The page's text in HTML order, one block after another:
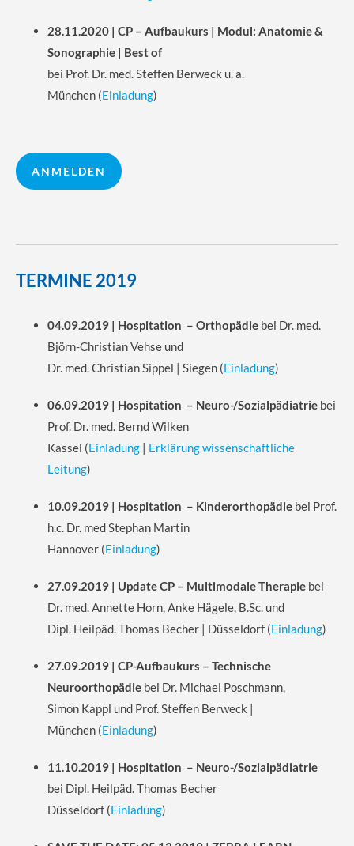
28.11.2020 | CP – Aufbaukurs | Modul: Anatomie &
Sonographie | Best of
bei Prof. Dr. med. Steffen Berweck u. a.
München (Einladung)
ANMELDEN
TERMINE 2019
04.09.2019 | Hospitation – Orthopädie bei Dr. med.
Björn-Christian Vehse und
Dr. med. Christian Sippel | Siegen (Einladung)
06.09.2019 | Hospitation – Neuro-/Sozialpädiatrie bei
Prof. Dr. med. Bernd Wilken
Kassel (Einladung
Erklärung wissenschaftliche
Leitung)
10.09.2019 | Hospitation – Kinderorthopädie bei Prof.
h.c. Dr. med Stephan Martin
Hannover (Einladung)
27.09.2019 | Update CP – Multimodale Therapie bei
Dr. med. Annette Horn, Anke Hägele, B.Sc. und
Dipl. Heilpäd. Thomas Becher | Düsseldorf (Einladung)
27.09.2019 | CP-Aufbaukurs – Technische
Neuroorthopädie bei Dr. Michael Poschmann,
Simon Kappl und Prof. Steffen Berweck |
München (Einladung)
11.10.2019 | Hospitation – Neuro-/Sozialpädiatrie
bei Dipl. Heilpäd. Thomas Becher
Düsseldorf (Einladung)